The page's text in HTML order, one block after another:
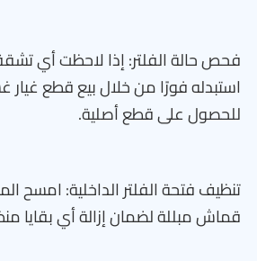
فحص حالة الفلتر: إذا لاحظت أي
استبدله فورًا من خلال بيع قطع غيار
للحصول على قطع أصلية.
تنظيف فتحة الفلتر الداخلية: امسح
قماش مبللة لضمان إزالة أي بقايا